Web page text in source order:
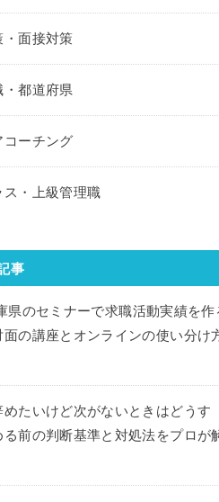
・面接対策
・都道府県
コーチング
ス・上級管理職
事
県のセミナーで求職活動実績を作
面の講座とオンラインの使い分け
めたいけど次がないときはどうす
る前の判断基準と対処法をプロが